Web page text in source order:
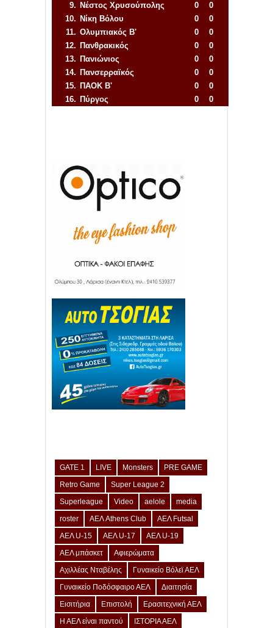
9. Νέστος Χρυσούπολης 0
0
10. Νίκη Βόλου 0
0
11. Ολυμπιακός Β' 0
0
12. Πανθρακικός 0
0
13. Πανιώνιος 0
0
14. Πανσερραϊκός 0
0
15. ΠΑΟΚ Β' 0
0
16. Πύργος 0
0
GATE 1 LIVE Monsters
PRE GAME
Retro Game
Super League 2
Superleague
Video aelole
media
roster
ΑΕΛ Athens Club
ΑΕΛ Futsal
ΑΕΛ U-15
ΑΕΛ U-17
ΑΕΛ U-19
ΑΕΛ μπάσκετ
Αφιερώματα
Αχιλλέας Νταβέλης
Γυναικείο Βόλεϊ ΑΕΛ
Γυναικείο Ποδόσφαιρο ΑΕΛ
Διαιτησία
Εισιτήρια
Επιστολή
Ερασιτεχνική ΑΕΛ
Η ΑΕΛ είναι παντού
ΙΣΤΟΡΙΑ ΑΕΛ